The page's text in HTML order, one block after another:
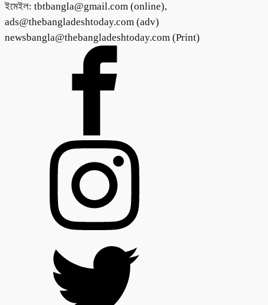
ইমেইল: tbtbangla@gmail.com (online),
ads@thebangladeshtoday.com (adv)
newsbangla@thebangladeshtoday.com (Print)